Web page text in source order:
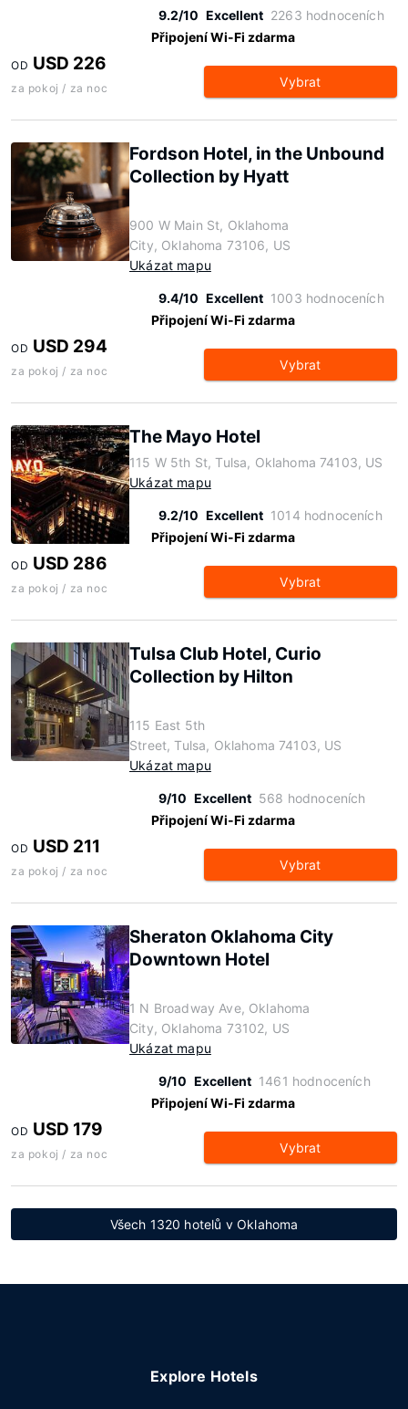
9.2/10 Excellent 2263 hodnoceních
Připojení Wi-Fi zdarma
OD USD 226
za pokoj / za noc Vybrat
Fordson Hotel, in the Unbound
Collection by Hyatt
900 W Main St, Oklahoma
City, Oklahoma 73106, US
Ukázat mapu
9.4/10 Excellent 1003 hodnoceních
Připojení Wi-Fi zdarma
OD USD 294
za pokoj / za noc Vybrat
The Mayo Hotel
115 W 5th St, Tulsa, Oklahoma 74103, US
Ukázat mapu
9.2/10 Excellent 1014 hodnoceních
Připojení Wi-Fi zdarma
OD USD 286
za pokoj / za noc Vybrat
Tulsa Club Hotel, Curio
Collection by Hilton
115 East 5th
Street, Tulsa, Oklahoma 74103, US
Ukázat mapu
9/10 Excellent 568 hodnoceních
Připojení Wi-Fi zdarma
OD USD 211
za pokoj / za noc Vybrat
Sheraton Oklahoma City
Downtown Hotel
1 N Broadway Ave, Oklahoma
City, Oklahoma 73102, US
Ukázat mapu
9/10 Excellent 1461 hodnoceních
Připojení Wi-Fi zdarma
OD USD 179
za pokoj / za noc Vybrat
Všech 1320 hotelů v Oklahoma
Explore Hotels